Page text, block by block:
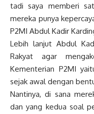
tadi saya memberi
mereka punya
P2MI Abdul Kadir
Lebih lanjut Abdul
Rakyat agar
Kementerian P2MI
sejak awal dengan
Nantinya, di sana
dan yang kedua soal